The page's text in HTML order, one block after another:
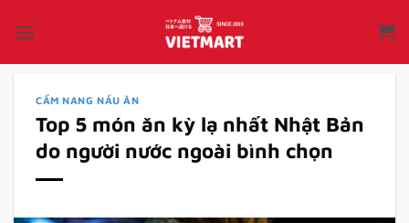
qua
CẨM NANG NẤU ĂN
Top 5 món ăn kỳ lạ nhất Nhật Bản
do người nước ngoài bình chọn